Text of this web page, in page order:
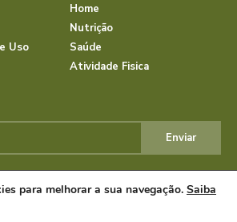
Uso
Home
Nutrição
Saúde
Atividade Fisica
Enviar
2025 Todos os direitos
para melhorar a sua navegação. Saiba